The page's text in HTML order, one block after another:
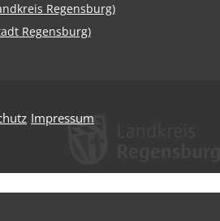
Regensburg)
Regensburg)
Impressum